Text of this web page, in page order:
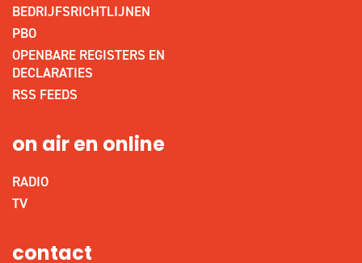
BEDRIJFSRICHTLIJNEN
PBO
OPENBARE REGISTERS EN
DECLARATIES
RSS FEEDS
on air en online
RADIO
TV
contact